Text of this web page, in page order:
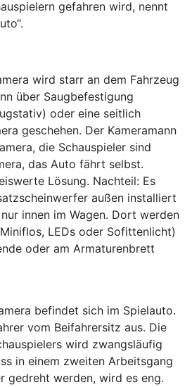
gefahren wird, nennt
wird starr an dem Fahrzeug
über Saugbefestigung
oder eine seitlich
geschehen. Der Kameramann
die Schauspieler sind
das Auto fährt selbst.
Lösung. Nachteil: Es
außen installiert
innen im Wagen. Dort werden
LEDs oder Sofittenlicht)
oder am Armaturenbrett
befindet sich im Spielauto.
vom Beifahrersitz aus. Die
wird zwangsläufig
in einem zweiten Arbeitsgang
gedreht werden, wird es eng.